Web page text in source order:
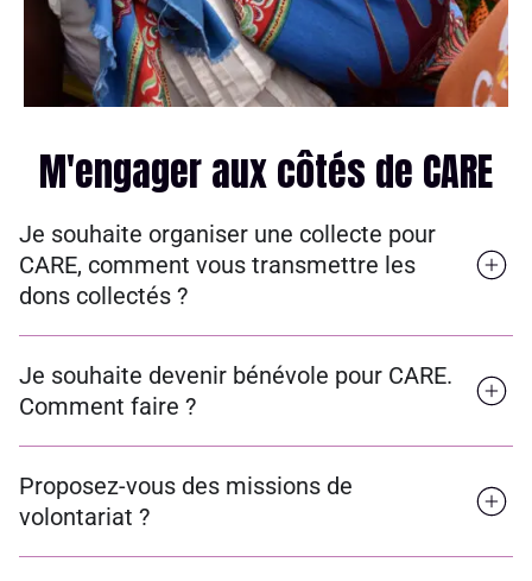
M'engager aux côtés de CARE
Je souhaite organiser une collecte pour
CARE, comment vous transmettre les
dons collectés ?
Je souhaite devenir bénévole pour CARE.
Comment faire ?
Proposez-vous des missions de
volontariat ?